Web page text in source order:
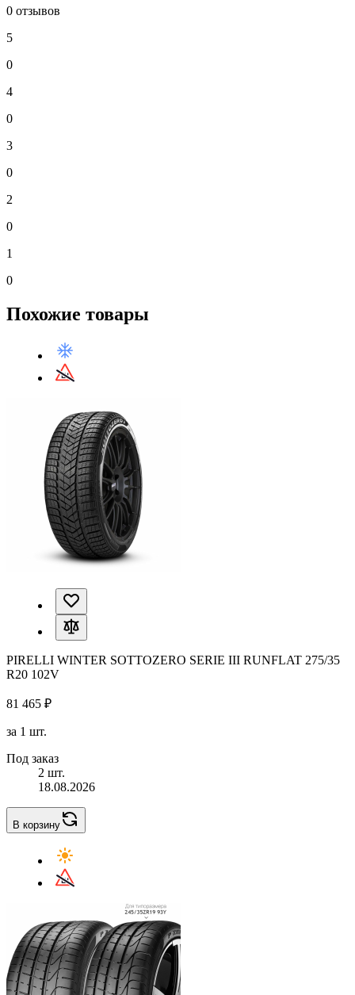
0 отзывов
5
0
4
0
3
0
2
0
1
0
Похожие товары
PIRELLI WINTER SOTTOZERO SERIE III RUNFLAT 275/35
R20 102V
81 465 ₽
за 1 шт.
Под заказ
2 шт.
18.08.2026
В корзину